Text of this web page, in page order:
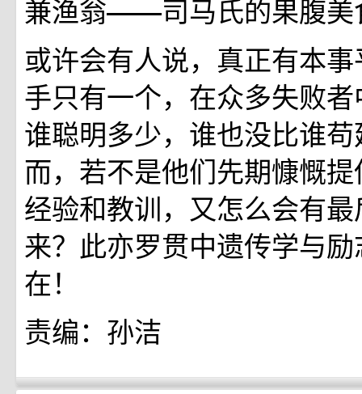
兼渔翁――司马氏的果腹美
或许会有人说，真正有本
手只有一个，在众多失败
谁聪明多少，谁也没比谁
而，若不是他们先期慷慨
经验和教训，又怎么会有
来？此亦罗贯中遗传学与
在！
责编：孙洁